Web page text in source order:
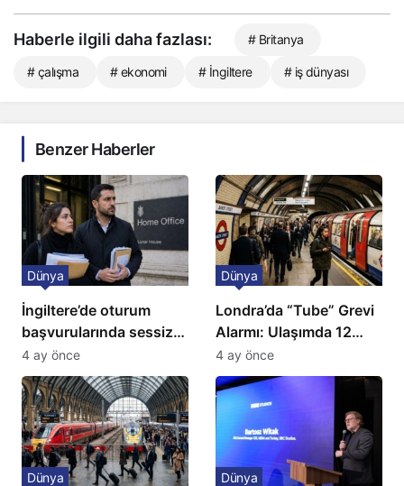
Haberle ilgili daha fazlası: # Britanya
# çalışma # ekonomi # İngiltere # iş dünyası
Benzer Haberler
İngiltere’de oturum
başvurularında sessiz
kriz: Büyükelçilikten
açıklama!
Dünya
4 ay önce
Londra’da “Tube” Grevi
Alarmı: Ulaşımda 12
Günlük Kaos Kapıda
Dünya
4 ay önce
Dünya Dünya